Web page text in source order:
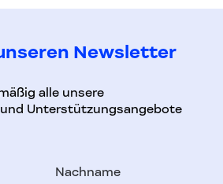
Newsletter
alle unsere
Unterstützungsangebote
Nachname